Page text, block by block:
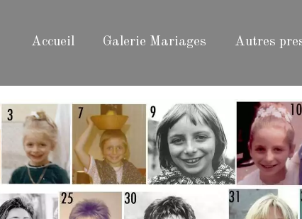
Accueil Galerie Mariages Autres